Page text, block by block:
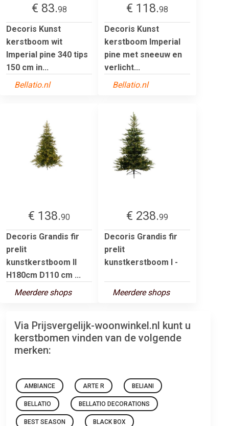
€ 83.98
Decoris Kunst
kerstboom wit
Imperial pine 340 tips
150 cm in...
Bellatio.nl
€ 118.98
Decoris Kunst
kerstboom Imperial
pine met sneeuw en
verlicht...
Bellatio.nl
€ 138.90
Decoris Grandis fir
prelit
kunstkerstboom II
H180cm D110 cm ...
Meerdere shops
€ 238.99
Decoris Grandis fir
prelit
kunstkerstboom I -
Meerdere shops
Via Prijsvergelijk-woonwinkel.nl kunt u
kerstbomen vinden van de volgende
merken:
AMBIANCE ARTE R BELIANI
BELLATIO BELLATIO DECORATIONS
BEST SEASON BLACK BOX